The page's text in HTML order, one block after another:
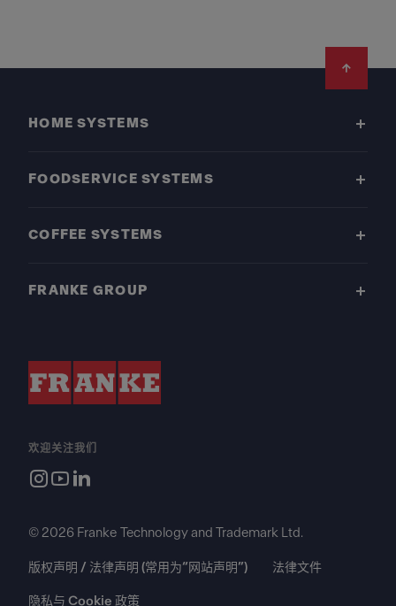
HOME SYSTEMS
FOODSERVICE SYSTEMS
COFFEE SYSTEMS
FRANKE GROUP
欢迎关注我们
© 2026 Franke Technology and Trademark Ltd.
版权声明 / 法律声明 (常用为“网站声明”) 法律文件
隐私与 Cookie 政策